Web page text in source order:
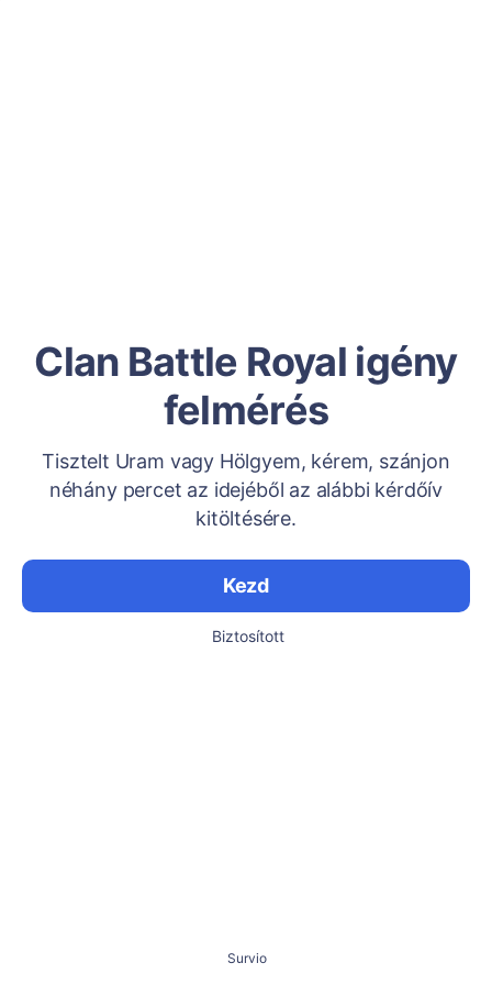
Clan Battle Royal igény
felmérés
Tisztelt Uram vagy Hölgyem, kérem, szánjon
néhány percet az idejéből az alábbi kérdőív
kitöltésére.
Kezd
Biztosított
Survio